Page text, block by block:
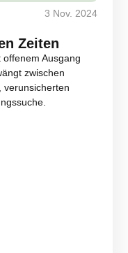
3 Nov. 2024
Zeiten
Ausgang
zwischen
verunsicherten